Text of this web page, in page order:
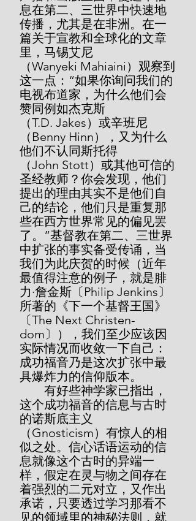
息在第二、三世界中快速地
传播，尤其是在非洲。在一
篇关于宣教和全球化的文章
里，马锡艾尼
（Wanyeki Mahiaini）观察到
这一点：“如果你询问我们的
电视布道家，为什么他们会
赞同例如杰克斯
（T.D. Jakes）或辛班尼
（Benny Hinn），又为什么
他们不认同斯托得
（John Stott）或其他可信的
圣经教师？你会发现，他们
提出的理由其实不是他们自
己的结论，他们只是重复那
些在西方世界常见的偏见罢
了。”基督教在第二、三世界
中扩张的事实备受传诵，当
我们为此庆贺的时候（近年
最值得注意的例子，就是腓
力·詹金斯〔Philip Jenkins〕
所著的《下一个基督王国》
〔The Next Christen-
dom〕），我们至少应该因
实际情况而收敛一下自己：
成功福音乃是这次扩张中最
具爆炸力的信仰版本。
这个成功福音的信息与古时
的诺斯底主义
（Gnosticism）有惊人的相
似之处。信心话语运动的信
息就像这个古时的异端一
样，假定在灵与物之间存在
着强烈的二元对立，又作出
承诺，只要透过学习那看不
见的领域里的神秘法则，就